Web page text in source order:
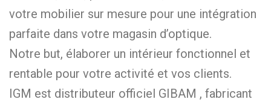
votre mobilier sur mesure pour une intégration
parfaite dans votre magasin d’optique.
Notre but, élaborer un intérieur fonctionnel et
rentable pour votre activité et vos clients.
IGM est distributeur officiel GIBAM , fabricant